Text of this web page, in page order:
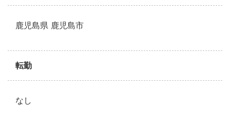
鹿児島県 鹿児島市
転勤
なし